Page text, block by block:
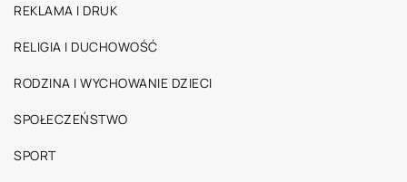
REKLAMA I DRUK
RELIGIA I DUCHOWOŚĆ
RODZINA I WYCHOWANIE DZIECI
SPOŁECZEŃSTWO
SPORT